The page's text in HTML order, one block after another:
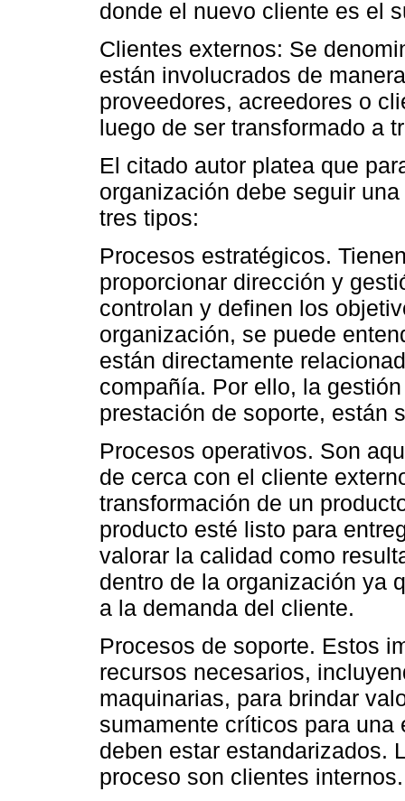
donde el nuevo cliente es el
Clientes externos: Se
están involucrados de
proveedores, acreedores o
luego de ser transformado a
El citado autor platea que
organización debe seguir
tres tipos:
Procesos estratégicos.
proporcionar dirección y
controlan y definen los
organización, se puede
están directamente
compañía. Por ello, la
prestación de soporte, están
Procesos operativos. Son
de cerca con el cliente
transformación de un
producto esté listo para
valorar la calidad como
dentro de la organización ya
a la demanda del cliente.
Procesos de soporte. Estos
recursos necesarios,
maquinarias, para brindar
sumamente críticos para
deben estar estandarizados.
proceso son clientes internos.